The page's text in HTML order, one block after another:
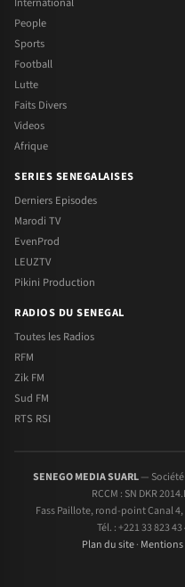
People
Sports
Football
Lutte
Faits Divers
Videos
Afrique
SERIES SENEGALAISES
Derniers Episodes
Marodi TV
EvenProd
LEUZTV
Pikini Production
RADIOS DU SENEGAL
Toutes les Radios
RFM
Zik FM
Sud FM
RTS RSI
SENEGO MEDIA SUARL— Société
RCCM : SN DKR
Fass Paillote, rond-point Canal 4,
Tél. : +221 33 823 43
Plan du site· Mentions